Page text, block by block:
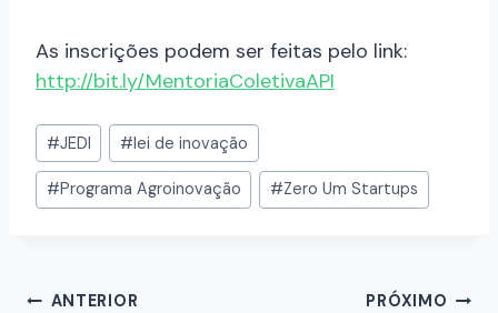
As inscrições podem ser feitas pelo link:
http://bit.ly/MentoriaColetivaAPI
#JEDI #lei de inovação
#Programa Agroinovação #Zero Um Startups
ANTERIOR PRÓXIMO